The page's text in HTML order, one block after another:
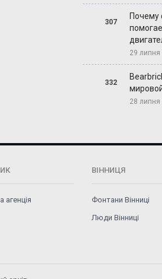
307
Почему
29 липня
332
28 липня
агенція
ВІННИЦЯ
Фонтани Вінниці
Люди Вінниці